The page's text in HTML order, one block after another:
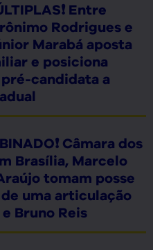
Entre
Rodrigues e
Marabá aposta
e posiciona
candidata a
Câmara dos
Brasília, Marcelo
tomam posse
uma articulação
Bruno Reis